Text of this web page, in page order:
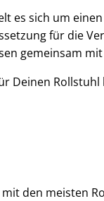
es sich um
für die
gemeinsam
Deinen
den meisten